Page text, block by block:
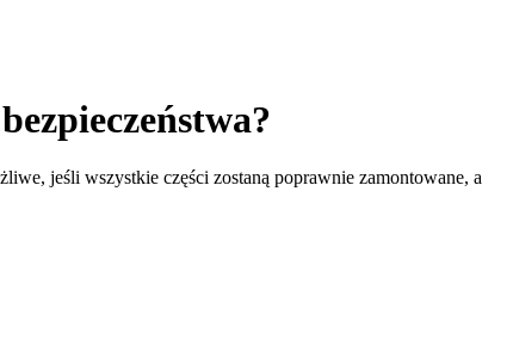
jeśli wszystkie części zostaną poprawnie zamontowane, a